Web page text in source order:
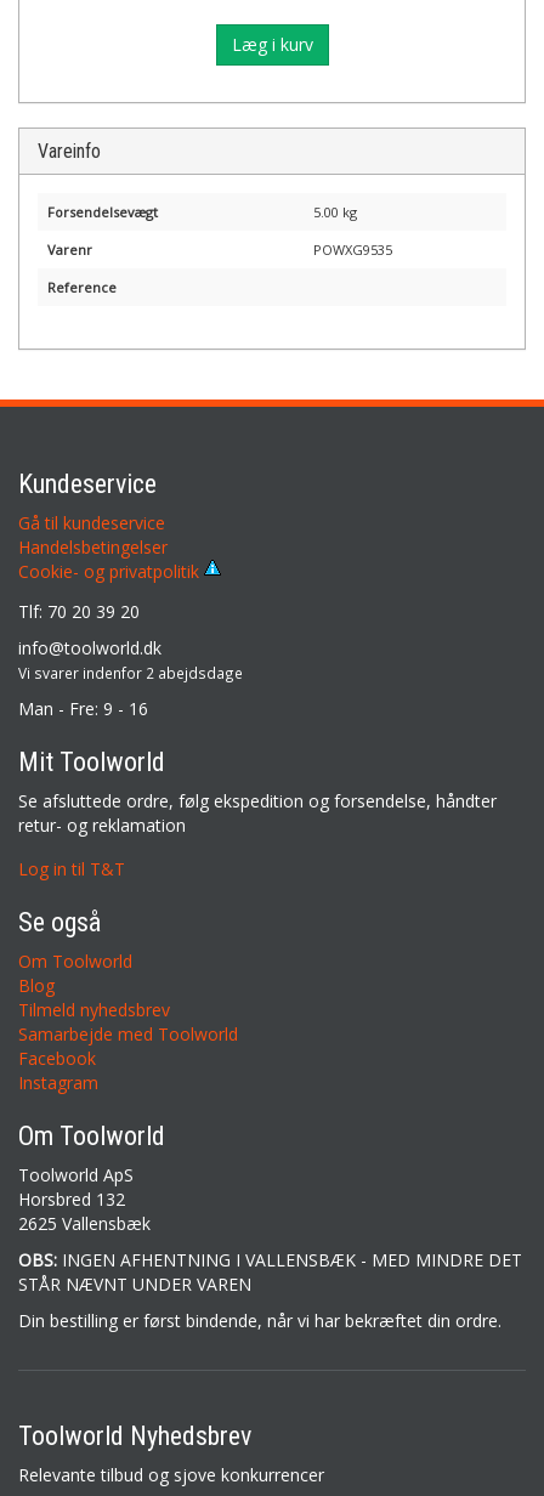
Læg i kurv
Vareinfo
Forsendelsevægt 5.00 kg
Varenr POWXG9535
Reference
Kundeservice
Gå til kundeservice
Handelsbetingelser
Cookie- og privatpolitik
Tlf: 70 20 39 20
info@toolworld.dk
Vi svarer indenfor 2 abejdsdage
Man - Fre: 9 - 16
Mit Toolworld
Se afsluttede ordre, følg ekspedition og forsendelse, håndter
retur- og reklamation
Log in til T&T
Se også
Om Toolworld
Blog
Tilmeld nyhedsbrev
Samarbejde med Toolworld
Facebook
Instagram
Om Toolworld
Toolworld ApS
Horsbred 132
2625 Vallensbæk
OBS: INGEN AFHENTNING I VALLENSBÆK - MED MINDRE DET
STÅR NÆVNT UNDER VAREN
Din bestilling er først bindende, når vi har bekræftet din ordre.
Toolworld Nyhedsbrev
Relevante tilbud og sjove konkurrencer